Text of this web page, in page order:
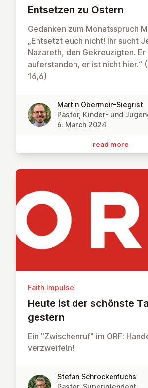
Entsetzen zu Ostern
Gedanken zum Monatsspruch
„Entsetzt euch nicht! Ihr sucht
Nazareth, den Gekreuzigten. Er
auferstanden, er ist nicht hier.“
16,6)
Martin Obermeir-Siegrist
Pastor, Kinder- und
6. March 2024
read more
Faith Impulse
Heute ist der schönste
gestern
Ein "Zwischenruf" im ORF:
verzweifeln!
Stefan Schröckenfuchs
Pastor, Superintendent